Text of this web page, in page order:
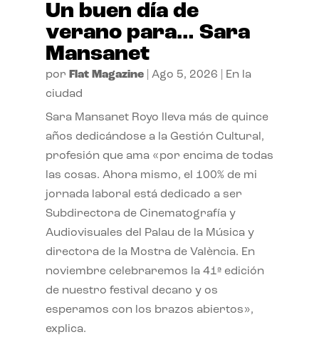
Un buen día de
verano para… Sara
Mansanet
por Flat Magazine| Ago 5, 2026
En la
ciudad
Sara Mansanet Royo lleva más de quince
años dedicándose a la Gestión Cultural,
profesión que ama «por encima de todas
las cosas. Ahora mismo, el 100% de mi
jornada laboral está dedicado a ser
Subdirectora de Cinematografía y
Audiovisuales del Palau de la Música y
directora de la Mostra de València. En
noviembre celebraremos la 41ª edición
de nuestro festival decano y os
esperamos con los brazos abiertos»,
explica.